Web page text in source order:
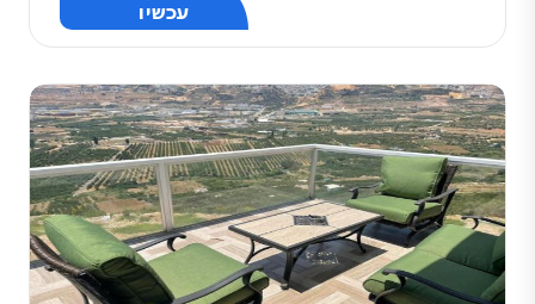
עכשיו